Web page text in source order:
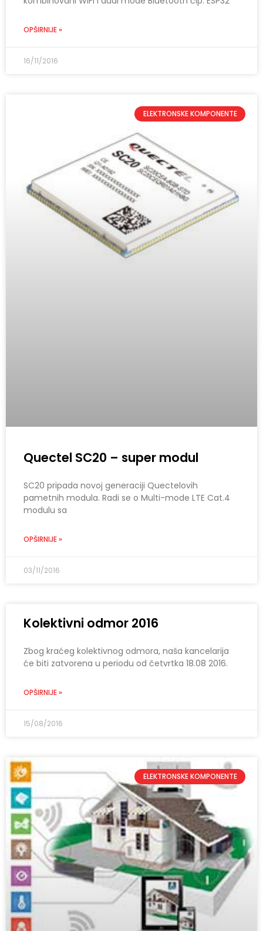
OPŠIRNIJE »
16/11/2016
ELEKTRONSKE KOMPONENTE
Quectel SC20 – super modul
SC20 pripada novoj generaciji Quectelovih
pametnih modula. Radi se o Multi-mode LTE Cat.4
modulu sa
OPŠIRNIJE »
03/11/2016
Kolektivni odmor 2016
Zbog kraćeg kolektivnog odmora, naša kancelarija
će biti zatvorena u periodu od četvrtka 18.08 2016.
OPŠIRNIJE »
15/08/2016
ELEKTRONSKE KOMPONENTE